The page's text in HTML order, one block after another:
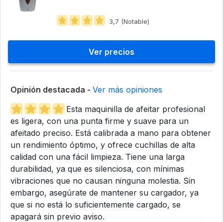
3,7 (Notable)
Ver precios
Opinión destacada - Ver más opiniones
Esta maquinilla de afeitar profesional
es ligera, con una punta firme y suave para un
afeitado preciso. Está calibrada a mano para obtener
un rendimiento óptimo, y ofrece cuchillas de alta
calidad con una fácil limpieza. Tiene una larga
durabilidad, ya que es silenciosa, con mínimas
vibraciones que no causan ninguna molestia. Sin
embargo, asegúrate de mantener su cargador, ya
que si no está lo suficientemente cargado, se
apagará sin previo aviso.